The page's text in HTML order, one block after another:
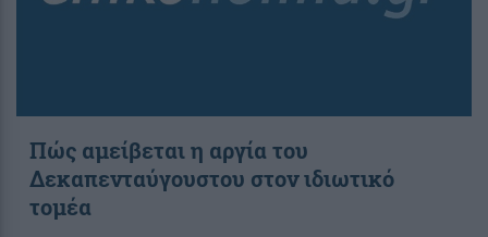
Πώς αμείβεται η αργία του
Δεκαπενταύγουστου στον ιδιωτικό
τομέα